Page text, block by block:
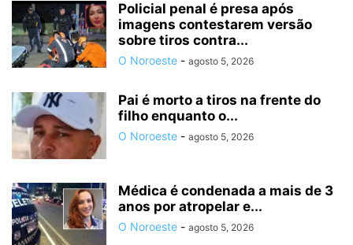
Policial penal é presa após
imagens contestarem versão
sobre tiros contra...
O Noroeste - agosto 5, 2026
Pai é morto a tiros na frente do
filho enquanto o...
O Noroeste - agosto 5, 2026
Médica é condenada a mais de 3
anos por atropelar e...
O Noroeste - agosto 5, 2026